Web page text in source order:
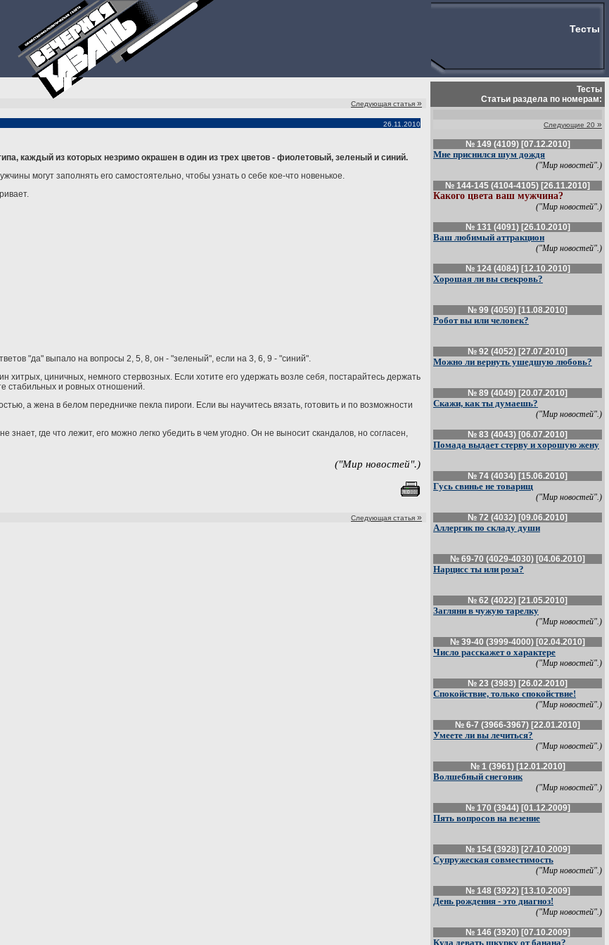
Тесты
Следующая статья »
26.11.2010
каждый из которых незримо окрашен в один из трех цветов - фиолетовый, зеленый и синий.
могут заполнять его самостоятельно, чтобы узнать о себе кое-что новенькое.
"да" выпало на вопросы 2, 5, 8, он - "зеленый", если на 3, 6, 9 - "синий".
циничных, немного стервозных. Если хотите его удержать возле себя, постарайтесь держать
стабильных и ровных отношений.
а жена в белом передничке пекла пироги. Если вы научитесь вязать, готовить и по возможности
где что лежит, его можно легко убедить в чем угодно. Он не выносит скандалов, но согласен,
("Мир новостей".)
Следующая статья »
Тесты
Статьи раздела по номерам:
Следующие 20 »
№ 149 (4109) [07.12.2010]
Мне приснился шум дождя
("Мир новостей".)
№ 144-145 (4104-4105) [26.11.2010]
Какого цвета ваш мужчина?
("Мир новостей".)
№ 131 (4091) [26.10.2010]
Ваш любимый аттракцион
("Мир новостей".)
№ 124 (4084) [12.10.2010]
Хорошая ли вы свекровь?
№ 99 (4059) [11.08.2010]
Робот вы или человек?
№ 92 (4052) [27.07.2010]
Можно ли вернуть ушедшую любовь?
№ 89 (4049) [20.07.2010]
Скажи, как ты думаешь?
("Мир новостей".)
№ 83 (4043) [06.07.2010]
Помада выдает стерву и хорошую жену
№ 74 (4034) [15.06.2010]
Гусь свинье не товарищ
("Мир новостей".)
№ 72 (4032) [09.06.2010]
Аллергик по складу души
№ 69-70 (4029-4030) [04.06.2010]
Нарцисс ты или роза?
№ 62 (4022) [21.05.2010]
Загляни в чужую тарелку
("Мир новостей".)
№ 39-40 (3999-4000) [02.04.2010]
Число расскажет о характере
("Мир новостей".)
№ 23 (3983) [26.02.2010]
Спокойствие, только спокойствие!
("Мир новостей".)
№ 6-7 (3966-3967) [22.01.2010]
Умеете ли вы лечиться?
("Мир новостей".)
№ 1 (3961) [12.01.2010]
Волшебный снеговик
("Мир новостей".)
№ 170 (3944) [01.12.2009]
Пять вопросов на везение
№ 154 (3928) [27.10.2009]
Супружеская совместимость
("Мир новостей".)
№ 148 (3922) [13.10.2009]
День рождения - это диагноз!
("Мир новостей".)
№ 146 (3920) [07.10.2009]
Куда девать шкурку от банана?